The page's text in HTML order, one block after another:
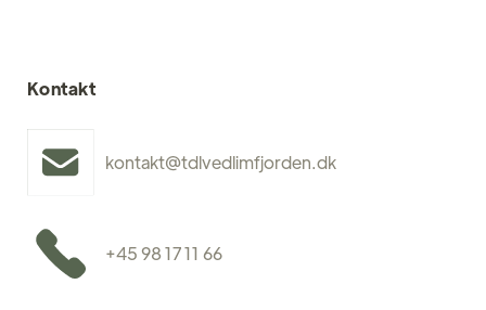
Kontakt
kontakt@tdlvedlimfjorden.dk
+45 98 17 11 66